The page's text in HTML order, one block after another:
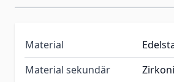
Material
Material sekundär